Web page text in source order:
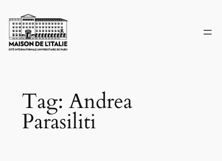
to
content
Tag: Andrea
Parasiliti